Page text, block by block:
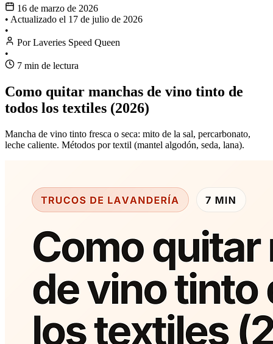
16 de marzo de 2026
• Actualizado el 17 de julio de 2026
•
Por Laveries Speed Queen
•
7 min de lectura
Como quitar manchas de vino tinto de
todos los textiles (2026)
Mancha de vino tinto fresca o seca: mito de la sal, percarbonato,
leche caliente. Métodos por textil (mantel algodón, seda, lana).